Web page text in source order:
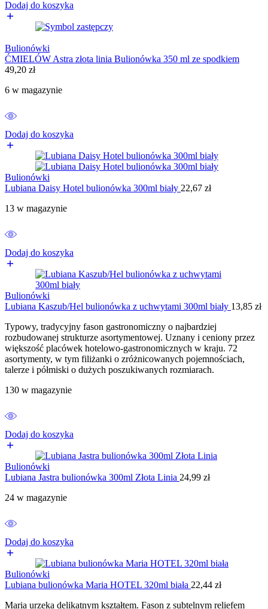
Dodaj do koszyka
Bulionówki
ĆMIELÓW Astra złota linia Bulionówka 350 ml ze spodkiem
49,20 zł
6 w magazynie
Dodaj do koszyka
Bulionówki
Lubiana Daisy Hotel bulionówka 300ml biały 22,67 zł
13 w magazynie
Dodaj do koszyka
Bulionówki
Lubiana Kaszub/Hel bulionówka z uchwytami 300ml biały 13,85 zł
Typowy, tradycyjny fason gastronomiczny o najbardziej
rozbudowanej strukturze asortymentowej. Uznany i ceniony przez
większość placówek hotelowo-gastronomicznych w kraju. 72
asortymenty, w tym filiżanki o zróżnicowanych pojemnościach,
talerze i półmiski o dużych poszukiwanych rozmiarach.
130 w magazynie
Dodaj do koszyka
Bulionówki
Lubiana Jastra bulionówka 300ml Złota Linia 24,99 zł
24 w magazynie
Dodaj do koszyka
Bulionówki
Lubiana bulionówka Maria HOTEL 320ml biała 22,44 zł
Maria urzeka delikatnym kształtem. Fason z subtelnym reliefem